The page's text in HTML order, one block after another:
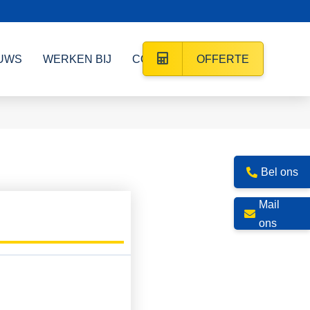
WERKEN BIJ CONTACT OFFERTE
Bel ons
Mail
ons